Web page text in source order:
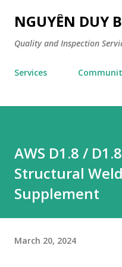
Skip
NGUYỄN DUY
Quality and Inspection
Services
AWS D1.8 /
Structural
Supplement
March 20, 2024